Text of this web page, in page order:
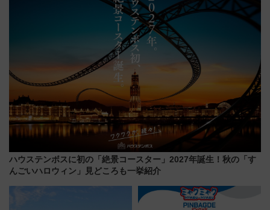
通り」も一新
ハウステンボスに初の「絶景コースター」2027年誕生！秋の「す
んごいハロウィン」見どころも一挙紹介